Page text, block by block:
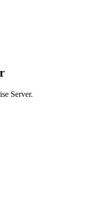
Server.